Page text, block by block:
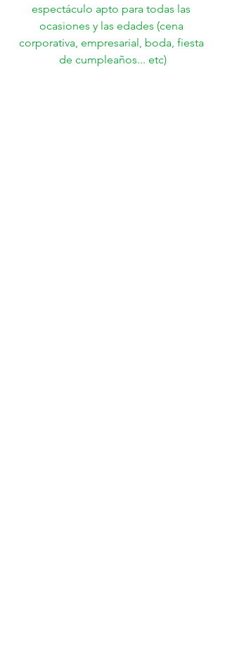
espectáculo apto para todas las
ocasiones y las edades (cena
corporativa, empresarial, boda, fiesta
de cumpleaños... etc)